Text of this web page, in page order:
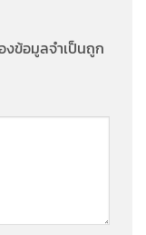
งข้อมูลจำเป็นถูก